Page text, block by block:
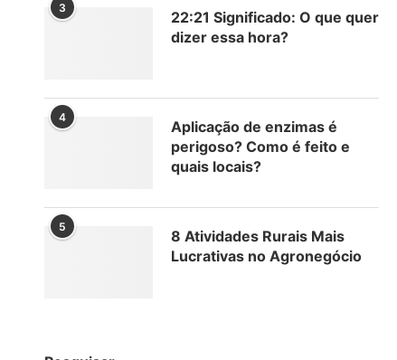
3
22:21 Significado: O que quer
dizer essa hora?
4
Aplicação de enzimas é
perigoso? Como é feito e
quais locais?
5
8 Atividades Rurais Mais
Lucrativas no Agronegócio